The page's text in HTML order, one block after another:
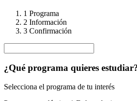
1 Programa
2 Información
3 Confirmación
¿Qué programa quieres
Selecciona el programa de tu interés